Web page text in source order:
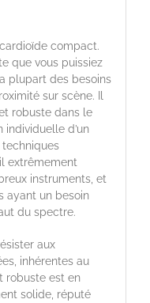
cardioïde compact.
que vous puissiez
plupart des besoins
sur scène. Il
robuste dans le
d’un
extrêmement
instruments, et
ayant un besoin
du spectre.
aux
inhérentes au
robuste est en
solide, réputé